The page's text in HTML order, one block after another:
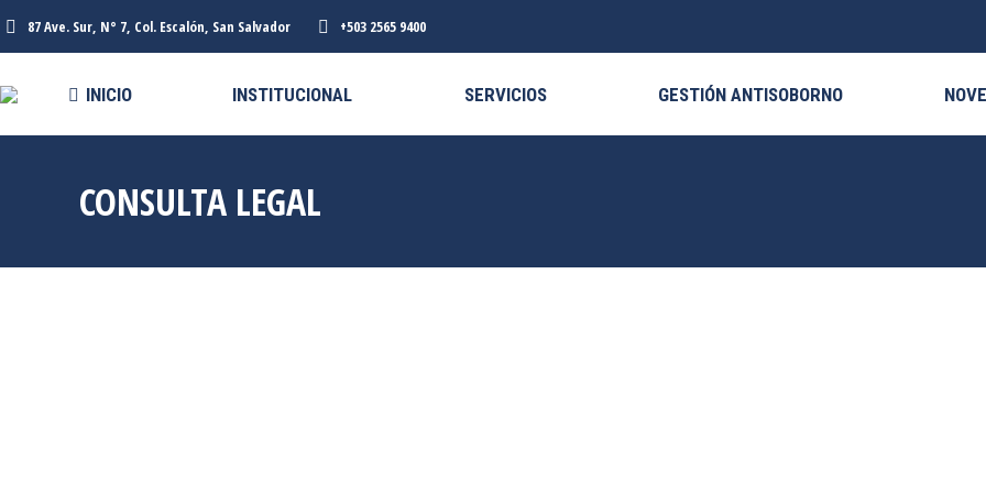
87 Ave. Sur, N° 7, Col. Escalón, San Salvador +503 2565 9400
INICIO INSTITUCIONAL SERVICIOS GESTIÓN ANTISOBORNO
CONSULTA LEGAL